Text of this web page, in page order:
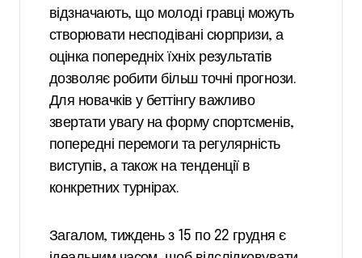
відзначають, що молоді гравці можуть
створювати несподівані сюрпризи, а
оцінка попередніх їхніх результатів
дозволяє робити більш точні прогнози.
Для новачків у беттінгу важливо
звертати увагу на форму спортсменів,
попередні перемоги та регулярність
виступів, а також на тенденції в
конкретних турнірах.
Загалом, тиждень з 15 по 22 грудня є